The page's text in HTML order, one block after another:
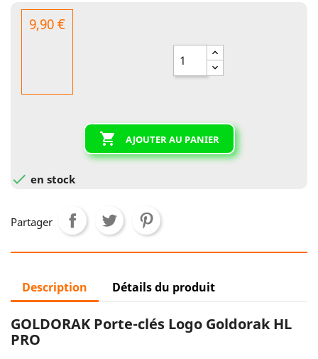
9,90 €
 AJOUTER AU PANIER
 en stock
Partager
Description Détails du produit
GOLDORAK Porte-clés Logo Goldorak HL
PRO